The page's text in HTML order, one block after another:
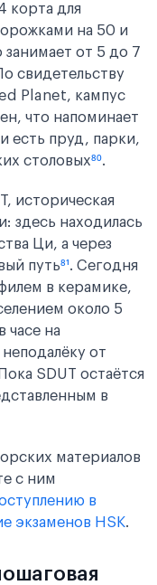
корта для
на 50 и
от 5 до 7
свидетельству
Planet, кампус
что напоминает
есть пруд, парки,
столовых⁸⁰.
историческая
здесь находилась
Ци, а через
путь⁸¹. Сегодня
в керамике,
около 5
часе на
от
SDUT остаётся
в
материалов
с ним
в
экзаменов HSK.